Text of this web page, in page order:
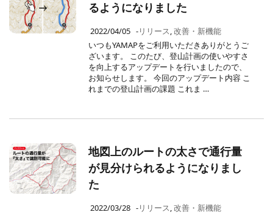
るようになりました
2022/04/05 -リリース,改善・新機能
いつもYAMAPをご利用いただきありがとうご
ざいます。 このたび、登山計画の使いやすさ
を向上するアップデートを行いましたので、
お知らせします。 今回のアップデート内容 こ
れまでの登山計画の課題 これま …
地図上のルートの太さで通行量
が見分けられるようになりまし
た
2022/03/28 -リリース,改善・新機能